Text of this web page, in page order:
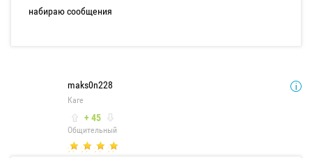
набираю сообщения
maks0n228
Каге
+ 45
Общительный